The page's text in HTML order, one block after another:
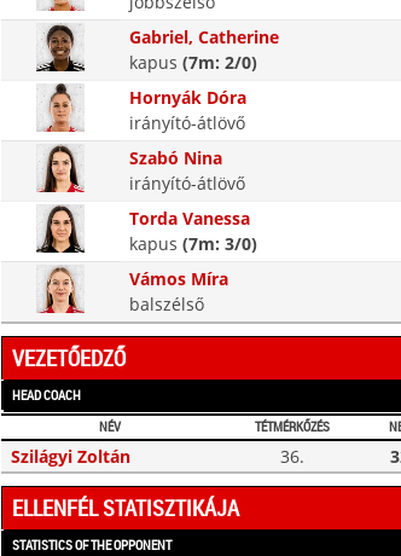
Gabriel, Catherine
kapus (7m: 2/0)
Hornyák Dóra
irányító-átlövő
Szabó Nina
irányító-átlövő
Torda Vanessa
kapus (7m: 3/0)
Vámos Míra
balszélső
VEZETŐEDZŐ
HEAD COACH
NÉV
TÉTMÉRKŐZÉS
Szilágyi Zoltán 36.
ELLENFÉL STATISZTIKÁJA
STATISTICS OF THE OPPONENT